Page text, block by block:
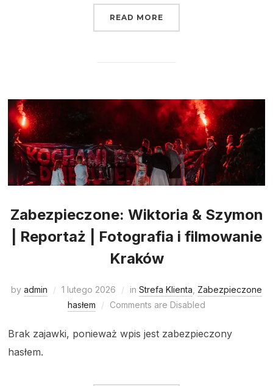
READ MORE
Zabezpieczone: Wiktoria & Szymon
| Reportaż | Fotografia i filmowanie
Kraków
by admin 1 lutego 2026 in Strefa Klienta Zabezpieczone
hasłem
Comments are Disabled
Brak zajawki, ponieważ wpis jest zabezpieczony
hasłem.